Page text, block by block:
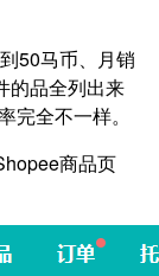
50马币、月销
的品全列出来
全不一样。
商品页